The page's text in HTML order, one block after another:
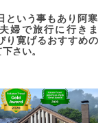
という事もあり阿寒
婦で旅行に行きま
り寛げるおすすめの
さい。